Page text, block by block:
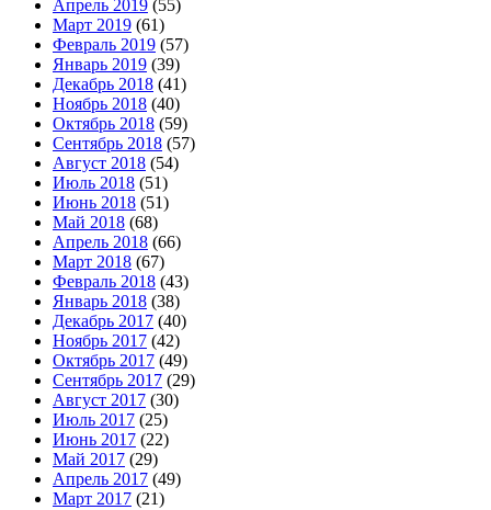
Апрель 2019 (55)
Март 2019 (61)
Февраль 2019 (57)
Январь 2019 (39)
Декабрь 2018 (41)
Ноябрь 2018 (40)
Октябрь 2018 (59)
Сентябрь 2018 (57)
Август 2018 (54)
Июль 2018 (51)
Июнь 2018 (51)
Май 2018 (68)
Апрель 2018 (66)
Март 2018 (67)
Февраль 2018 (43)
Январь 2018 (38)
Декабрь 2017 (40)
Ноябрь 2017 (42)
Октябрь 2017 (49)
Сентябрь 2017 (29)
Август 2017 (30)
Июль 2017 (25)
Июнь 2017 (22)
Май 2017 (29)
Апрель 2017 (49)
Март 2017 (21)